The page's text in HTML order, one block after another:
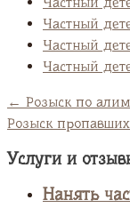
Частный
Частный
Частный
← Розыск по
Розыск
Услуги и
Нанять